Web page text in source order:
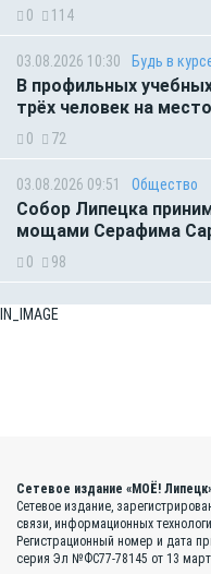
0 114
03.08.2026 10:30 Будь в
В профильных
трёх человек на место
0 72
03.08.2026 09:51 Общество
Собор Липецка
мощами Серафима
0 98
IN_IMAGE
Сетевое издание «МОЁ!
Сетевое издание,
связи, информационных
Регистрационный номер и дата
серия Эл №ФС77-78145 от 13